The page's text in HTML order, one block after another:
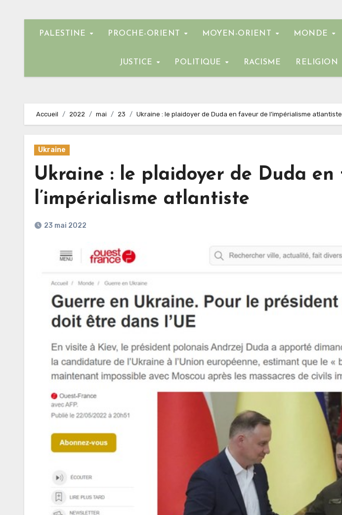
PALESTINE PROCHE-ORIENT MOYEN-ORIENT MONDE
JUSTICE POLITIQUE RACISME RELIGION
Accueil 2022 mai 23 Ukraine : le plaidoyer de Duda en faveur de l’impérialisme atlantiste
Ukraine
Ukraine : le plaidoyer de Duda en
l’impérialisme atlantiste
23 mai 2022